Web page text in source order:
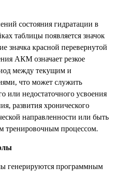
состояния гидратации в
таблицы появляется значок
значка красной перевернутой
АКМ означает резкое
между текущим и
что может служить
или недостаточного усвоения
развития хронического
направленности или быть
тренировочным процессом.
генерируются программным